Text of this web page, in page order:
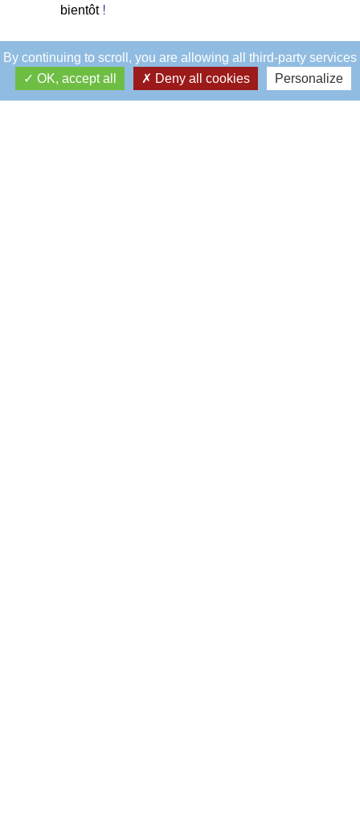
bientôt !
By continuing to scroll, you are allowing all third-party services
OK, accept all
Deny all cookies Personalize